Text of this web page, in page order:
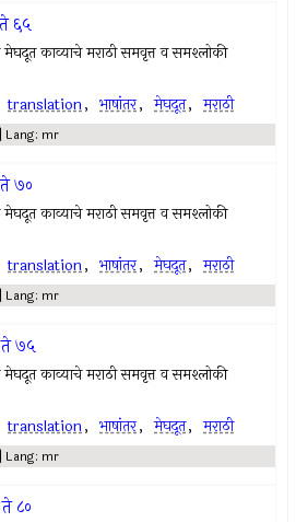
६५
मेघदूत काव्याचे मराठी समवृत्त व समश्लोकी
translation, भाषांतर, मेघदूत, मराठी
Lang: mr
७०
मेघदूत काव्याचे मराठी समवृत्त व समश्लोकी
translation, भाषांतर, मेघदूत, मराठी
Lang: mr
७५
मेघदूत काव्याचे मराठी समवृत्त व समश्लोकी
translation, भाषांतर, मेघदूत, मराठी
Lang: mr
८०